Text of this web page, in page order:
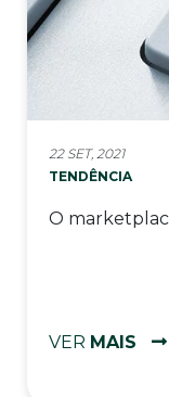
22 SET, 2021
TENDÊNCIA
O
VER MAIS